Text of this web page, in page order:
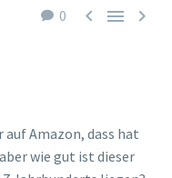
0   
Amazon, dass hat
wie gut ist dieser